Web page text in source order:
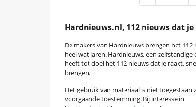
Hardnieuws.nl, 112 nieuws dat
De makers van Hardnieuws brengen het 112
heel wat jaren. Hardnieuws, een zelfstandige
heeft tot doel het 112 nieuws dat je raakt,
brengen.
Het gebruik van materiaal is niet toegestaan
voorgaande toestemming. Bij interesse in